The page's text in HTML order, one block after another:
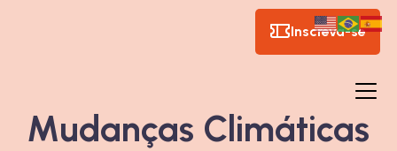
Inscreva-se
Mudanças Climáticas